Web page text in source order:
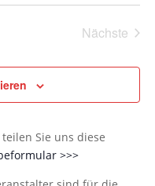
Nächste
Sie uns diese
>>>